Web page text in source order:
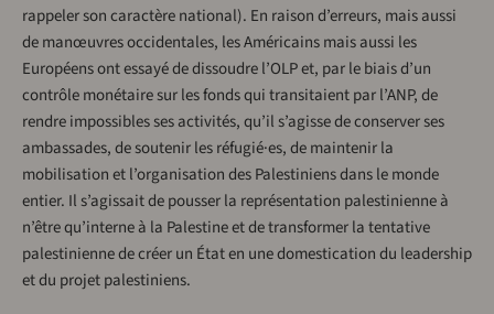
rappeler son caractère national). En raison d’erreurs, mais aussi
de manœuvres occidentales, les Américains mais aussi les
Européens ont essayé de dissoudre l’OLP et, par le biais d’un
contrôle monétaire sur les fonds qui transitaient par l’ANP, de
rendre impossibles ses activités, qu’il s’agisse de conserver ses
ambassades, de soutenir les réfugié·es, de maintenir la
mobilisation et l’organisation des Palestiniens dans le monde
entier. Il s’agissait de pousser la représentation palestinienne à
n’être qu’interne à la Palestine et de transformer la tentative
palestinienne de créer un État en une domestication du leadership
et du projet palestiniens.